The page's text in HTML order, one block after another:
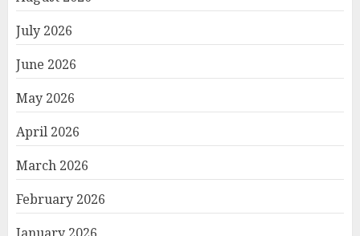
July 2026
June 2026
May 2026
April 2026
March 2026
February 2026
January 2026